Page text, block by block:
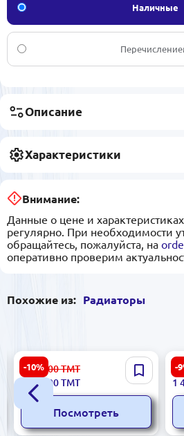
Наличные
Описание
Характеристики
Внимание:
Данные о цене и
регулярно. При необходимости
обращайтесь, пожалуйста, на
оперативно проверим
Похожие из: Радиаторы
-10%
Demir Döküm DD-PPlus-
50/120 | Радиатор (Комби
система)
Энергоэффективный
1 455.00ТМТ
1 309.00ТМТ
Посмотреть
-
1
1